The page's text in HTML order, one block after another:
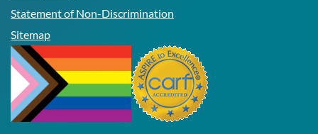
Statement of Non-Discrimination
Sitemap